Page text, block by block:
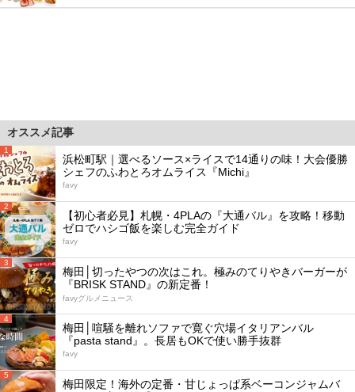
オススメ記事
1
浜松町駅｜選べるソース×ライスで14通りの味！大会優勝
シェフのふわとろオムライス『Michi』
favy
2
【初心者必見】札幌・4PLAの『大通バル』を攻略！移動
ゼロでハシゴ飯を楽しむ完全ガイド
favy
3
梅田│切ったやつの次はこれ。極みのてりやきバーガーが
『BRISK STAND』の新定番！
favyグルメニュース
4
梅田│喧騒を離れソファで寛ぐ穴場イタリアンバル
『pasta stand』。長居もOKで使い勝手抜群
favy
5
梅田限定！海外の定番・甘じょっぱ系ベーコンジャムバ